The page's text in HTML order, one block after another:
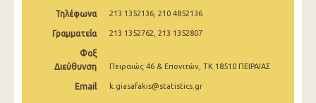
Τηλέφωνα 213 1352136, 210 4852136
Γραμματεία 213 1352762, 213 1352807
Φαξ
Διεύθυνση
Πειραιώς 46 & Επονιτών, ΤΚ 18510 ΠΕΙΡΑΙΑΣ
Email k.giasafakis@statistics.gr